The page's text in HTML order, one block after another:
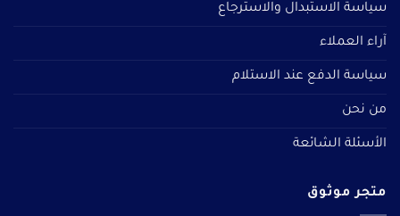
سياسة الاستبدال والاسترجاع
آراء العملاء
سياسة الدفع عند الاستلام
من نحن
الأسئلة الشائعة
متجر موثوق